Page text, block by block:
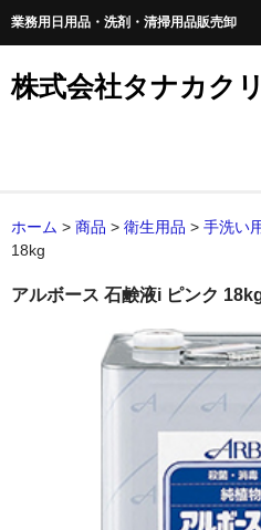
業務用日用品・洗剤・清掃用品販売卸
株式会社タナカク
トップページ
ティッシュペーパー
キッチンペーパー
ペーパータオル
トイレットペーパー
ホーム > 商品 > 衛生用品 > 手洗い
18kg
アルボース 石鹸液i ピンク